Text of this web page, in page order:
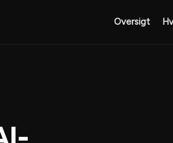
Oversigt